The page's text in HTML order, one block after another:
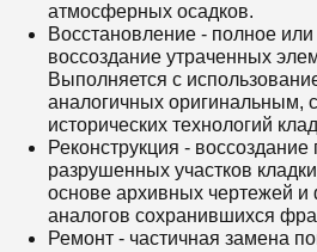
атмосферных осадков.
Восстановление - полное или
воссоздание утраченных
Выполняется с
аналогичных оригинальным,
исторических технологий
Реконструкция -
разрушенных участков
основе архивных чертежей и
аналогов сохранившихся
Ремонт - частичная замена